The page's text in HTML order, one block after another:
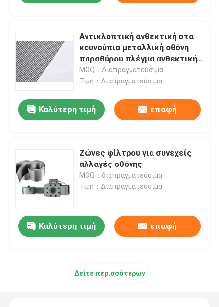
Προϊόντα
Σχετικά με εμάς
Επισκέψεις στο εργοστάσιο
Έλεγχος ποιότητας
Επικοινωνήστε μαζί μας
Υποθέσεις
Επεκταθε'ν πλέγμα καλωδίων μετάλλων
Αντικλοπτική ανθεκτική στα
κουνούπια μεταλλική οθόνη
παραθύρου πλέγμα ανθεκτική
προστασία πόρτας
MOQ：Διαπραγματεύσιμα
Τιμή：Διαπραγματεύσιμα
Καλύτερη τιμή επαφή
Ζώνες φίλτρου για συνεχείς
αλλαγές οθόνης
MOQ：διαπραγματεύσιμα
Τιμή：Διαπραγματεύσιμα
Καλύτερη τιμή επαφή
Δείτε περισσότερων